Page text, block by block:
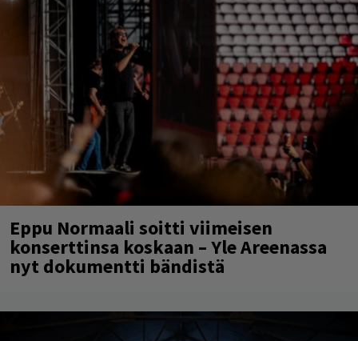
Eppu Normaali soitti viimeisen
konserttinsa koskaan – Yle Areenassa
nyt dokumentti bändistä